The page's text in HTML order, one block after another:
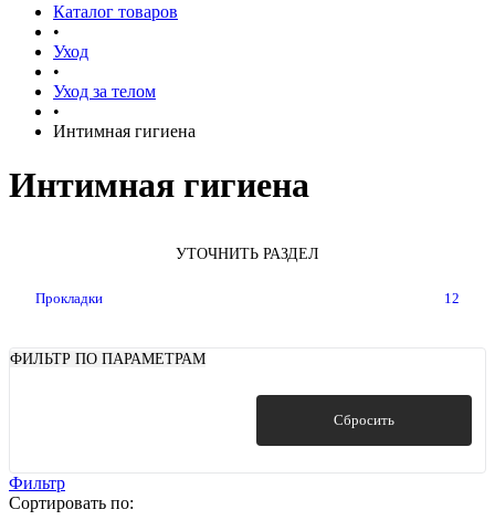
Каталог товаров
•
Уход
•
Уход за телом
•
Интимная гигиена
Интимная гигиена
УТОЧНИТЬ РАЗДЕЛ
Прокладки 12
ФИЛЬТР ПО ПАРАМЕТРАМ
Сбросить
Фильтр
Сортировать по: